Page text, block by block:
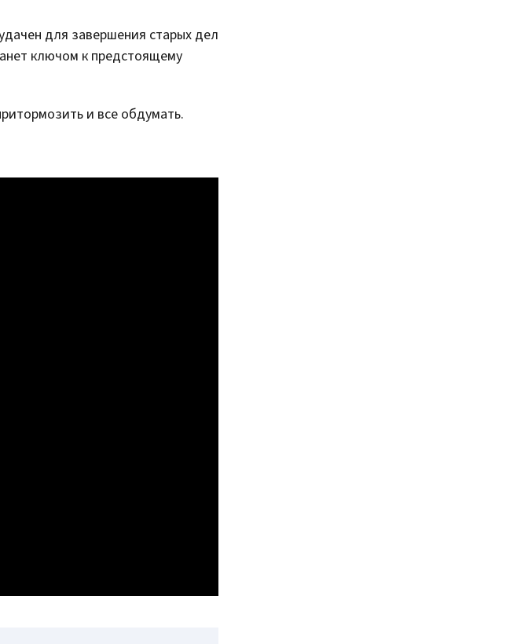
для завершения старых дел
ключом к предстоящему
и все обдумать.